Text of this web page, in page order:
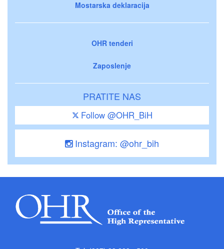
Mostarska deklaracija
OHR tenderi
Zaposlenje
PRATITE NAS
Follow @OHR_BiH
Instagram: @ohr_bih